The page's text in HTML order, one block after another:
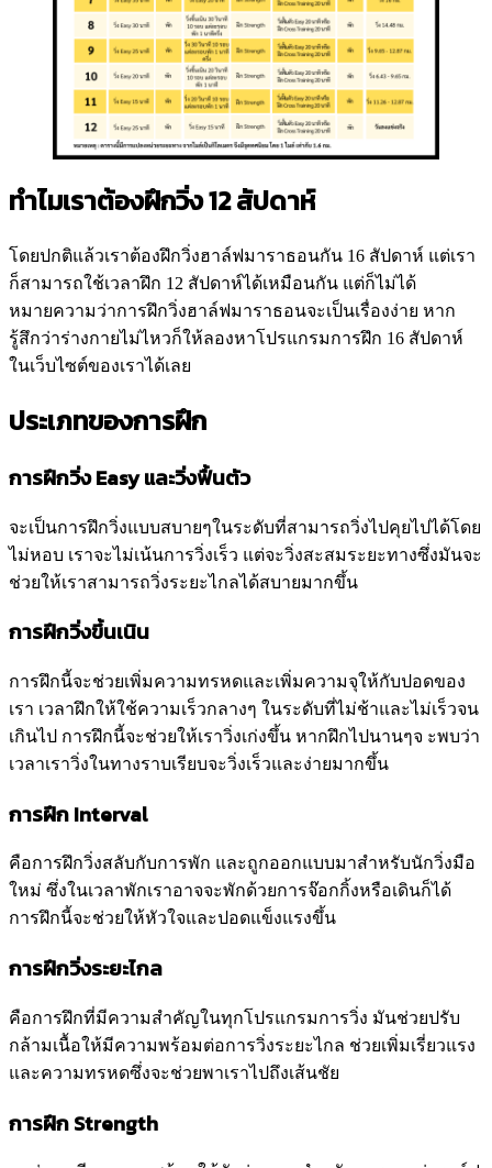
ทำไมเราต้องฝึกวิ่ง 12 สัปดาห์
โดยปกติแล้วเราต้องฝึกวิ่งฮาล์ฟมาราธอนกัน 16 สัปดาห์ แต่เรา
ก็สามารถใช้เวลาฝึก 12 สัปดาห์ได้เหมือนกัน แต่ก็ไม่ได้
หมายความว่าการฝึกวิ่งฮาล์ฟมาราธอนจะเป็นเรื่องง่าย หาก
รู้สึกว่าร่างกายไม่ไหวก็ให้ลองหาโปรแกรมการฝึก 16 สัปดาห์
ในเว็บไซต์ของเราได้เลย
ประเภทของการฝึก
การฝึกวิ่ง Easy และวิ่งฟื้นตัว
จะเป็นการฝึกวิ่งแบบสบายๆในระดับที่สามารถวิ่งไปคุยไปได้โดย
ไม่หอบ เราจะไม่เน้นการวิ่งเร็ว แต่จะวิ่งสะสมระยะทางซึ่งมันจะ
ช่วยให้เราสามารถวิ่งระยะไกลได้สบายมากขึ้น
การฝึกวิ่งขึ้นเนิน
การฝึกนี้จะช่วยเพิ่มความทรหดและเพิ่มความจุให้กับปอดของ
เรา เวลาฝึกให้ใช้ความเร็วกลางๆ ในระดับที่ไม่ช้าและไม่เร็วจน
เกินไป การฝึกนี้จะช่วยให้เราวิ่งเก่งขึ้น หากฝึกไปนานๆจ ะพบว่า
เวลาเราวิ่งในทางราบเรียบจะวิ่งเร็วและง่ายมากขึ้น
การฝึก Interval
คือการฝึกวิ่งสลับกับการพัก และถูกออกแบบมาสำหรับนักวิ่งมือ
ใหม่ ซึ่งในเวลาพักเราอาจจะพักด้วยการจ๊อกกิ้งหรือเดินก็ได้
การฝึกนี้จะช่วยให้หัวใจและปอดแข็งแรงขึ้น
การฝึกวิ่งระยะไกล
คือการฝึกที่มีความสำคัญในทุกโปรแกรมการวิ่ง มันช่วยปรับ
กล้ามเนื้อให้มีความพร้อมต่อการวิ่งระยะไกล ช่วยเพิ่มเรี่ยวแรง
และความทรหดซึ่งจะช่วยพาเราไปถึงเส้นชัย
การฝึก Strength